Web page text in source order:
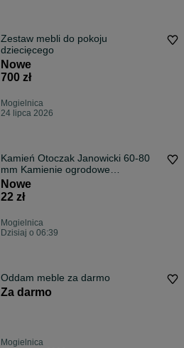
Zestaw mebli do pokoju
dziecięcego
Nowe
700 zł
Mogielnica
24 lipca 2026
Kamień Otoczak Janowicki 60-80
mm Kamienie ogrodowe
dekoracyjne ozdobn
Nowe
22 zł
Mogielnica
Dzisiaj o 06:39
Oddam meble za darmo
Za darmo
Mogielnica